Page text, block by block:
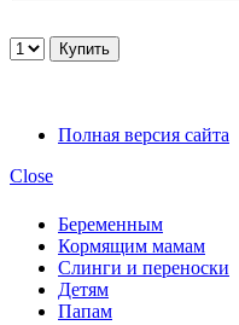
Полная версия сайта
Close
Беременным
Кормящим мамам
Слинги и переноски
Детям
Папам